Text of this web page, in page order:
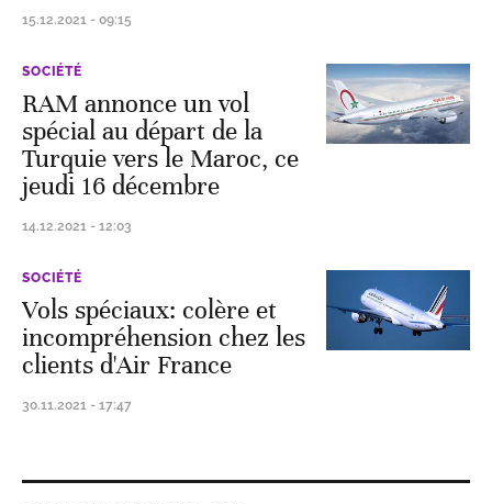
15.12.2021 - 09:15
SOCIÉTÉ
RAM annonce un vol
spécial au départ de la
Turquie vers le Maroc, ce
jeudi 16 décembre
14.12.2021 - 12:03
SOCIÉTÉ
Vols spéciaux: colère et
incompréhension chez les
clients d'Air France
30.11.2021 - 17:47